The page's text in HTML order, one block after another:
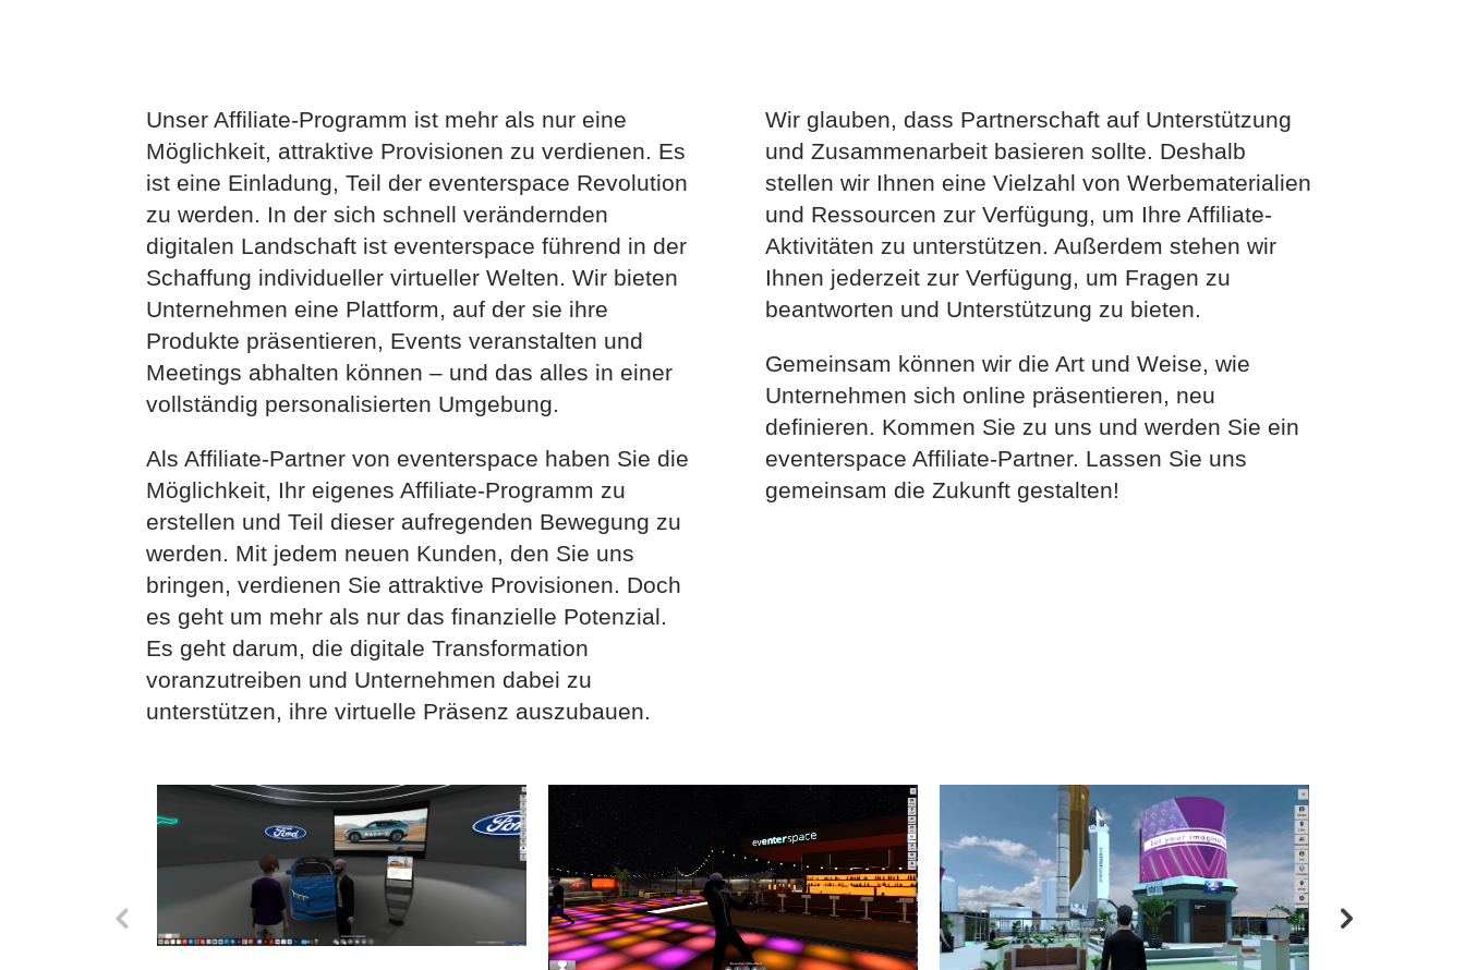
Unser Affiliate-Programm ist mehr als nur eine
Möglichkeit, attraktive Provisionen zu verdienen. Es
ist eine Einladung, Teil der eventerspace Revolution
zu werden. In der sich schnell verändernden
digitalen Landschaft ist eventerspace führend in der
Schaffung individueller virtueller Welten. Wir bieten
Unternehmen eine Plattform, auf der sie ihre
Produkte präsentieren, Events veranstalten und
Meetings abhalten können – und das alles in einer
vollständig personalisierten Umgebung.
Als Affiliate-Partner von eventerspace haben Sie die
Möglichkeit, Ihr eigenes Affiliate-Programm zu
erstellen und Teil dieser aufregenden Bewegung zu
werden. Mit jedem neuen Kunden, den Sie uns
bringen, verdienen Sie attraktive Provisionen. Doch
es geht um mehr als nur das finanzielle Potenzial.
Es geht darum, die digitale Transformation
voranzutreiben und Unternehmen dabei zu
unterstützen, ihre virtuelle Präsenz auszubauen.
Wir glauben, dass Partnerschaft auf Unterstützung
und Zusammenarbeit basieren sollte. Deshalb
stellen wir Ihnen eine Vielzahl von Werbematerialien
und Ressourcen zur Verfügung, um Ihre Affiliate-
Aktivitäten zu unterstützen. Außerdem stehen wir
Ihnen jederzeit zur Verfügung, um Fragen zu
beantworten und Unterstützung zu bieten.
Gemeinsam können wir die Art und Weise, wie
Unternehmen sich online präsentieren, neu
definieren. Kommen Sie zu uns und werden Sie ein
eventerspace Affiliate-Partner. Lassen Sie uns
gemeinsam die Zukunft gestalten!